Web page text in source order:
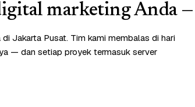
marketing Anda
Jakarta Pusat. Tim kami membalas di hari
— dan setiap proyek termasuk server